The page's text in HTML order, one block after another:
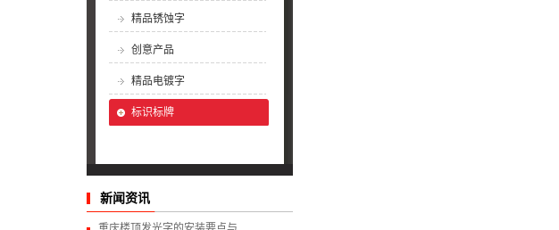
精品锈蚀字
创意产品
精品电镀字
标识标牌
新闻资讯